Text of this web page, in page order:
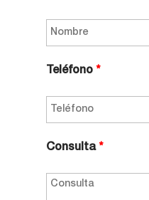
Teléfono *
Consulta*